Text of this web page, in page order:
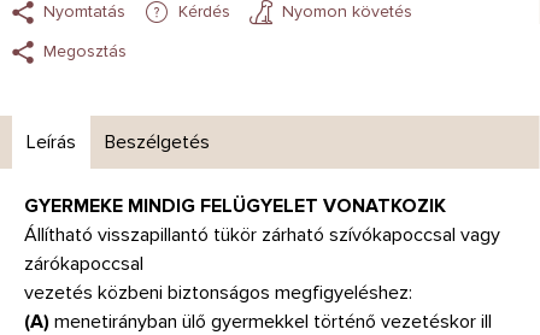
Nyomtatás Kérdés
Nyomon követés
Megosztás
Leírás Beszélgetés
GYERMEKE MINDIG FELÜGYELET VONATKOZIK
Állítható visszapillantó tükör zárható szívókapoccsal vagy
zárókapoccsal
vezetés közbeni biztonságos megfigyeléshez:
(A) menetirányban ülő gyermekkel történő vezetéskor ill